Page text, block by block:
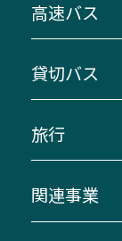
主要停留所
路線バスの
三重交通
迂回・休止
臨時バス
高速バス
南紀・
伊賀～名古
南紀～
湯の山温
貸切バス
貸切バスの
お問い合わ
旅行
貸切バス団
関連事業